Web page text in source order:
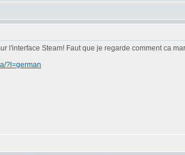
l'interface Steam! Faut que je regarde comment ca
?l=german